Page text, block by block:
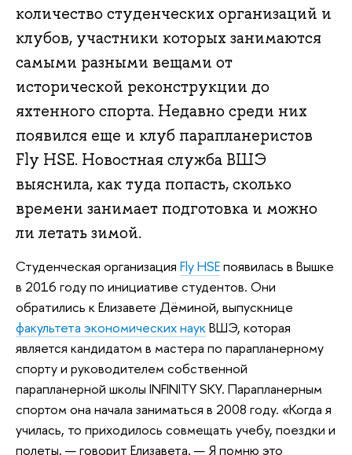
количество студенческих организаций и
клубов, участники которых занимаются
самыми разными вещами от
исторической реконструкции до
яхтенного спорта. Недавно среди них
появился еще и клуб парапланеристов
Fly HSE. Новостная служба ВШЭ
выяснила, как туда попасть, сколько
времени занимает подготовка и можно
ли летать зимой.
Студенческая организация Fly HSEпоявилась в Вышке
в 2016 году по инициативе студентов. Они
обратились к Елизавете Дёминой, выпускнице
факультета экономических наукВШЭ, которая
является кандидатом в мастера по парапланерному
спорту и руководителем собственной
парапланерной школы INFINITY SKY. Парапланерным
спортом она начала заниматься в 2008 году. «Когда я
училась, то приходилось совмещать учебу, поездки и
полеты, — говорит Елизавета. — Я помню это